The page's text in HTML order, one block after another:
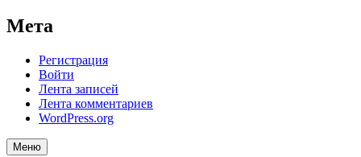
Мета
Регистрация
Войти
Лента записей
Лента комментариев
WordPress.org
Меню